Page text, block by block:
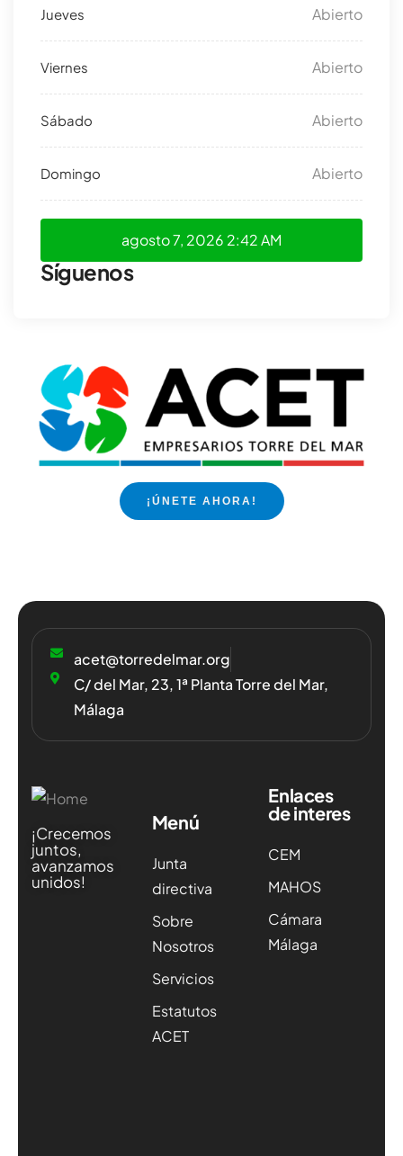
Abierto
Abierto
Abierto
Abierto
agosto 7, 2026 2:42 AM
Síguenos
¡ÚNETE AHORA!
acet@torredelmar.org
C/ del Mar, 23, 1ª Planta Torre del Mar,
Málaga
¡Crecemos
juntos,
avanzamos
unidos!
Menú
Junta
directiva
Sobre
Nosotros
Servicios
Estatutos
ACET
Enlaces
de interes
CEM
MAHOS
Cámara
Málaga